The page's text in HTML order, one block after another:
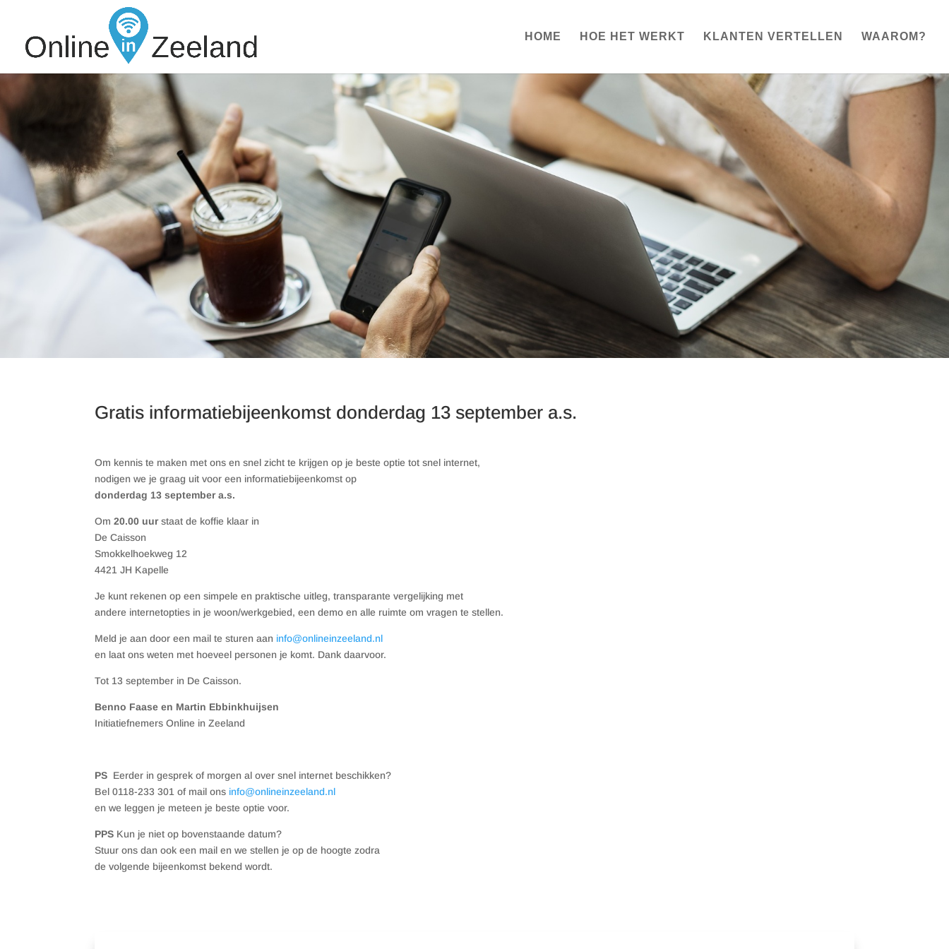
HOME HOE HET WERKT KLANTEN VERTELLEN WAAROM?
Gratis informatiebijeenkomst donderdag 13 september a.s.
Om kennis te maken met ons en snel zicht te krijgen op je beste optie tot snel internet,
nodigen we je graag uit voor een informatiebijeenkomst op
donderdag 13 september a.s.
Om20.00 uurstaat de koffie klaar in
De Caisson
Smokkelhoekweg 12
4421 JH Kapelle
Je kunt rekenen op een simpele en praktische uitleg, transparante vergelijking met
andere internetopties in je woon/werkgebied, een demo en alle ruimte om vragen te stellen.
Meld je aan door een mail te sturen aan info@onlineinzeeland.nl
en laat ons weten met hoeveel personen je komt. Dank daarvoor.
Tot 13 september in De Caisson.
Benno Faase en Martin Ebbinkhuijsen
Initiatiefnemers Online in Zeeland
PS Eerder in gesprek of morgen al over snel internet beschikken?
Bel 0118-233 301 of mail ons info@onlineinzeeland.nl
en we leggen je meteen je beste optie voor.
PPS Kun je niet op bovenstaande datum?
Stuur ons dan ook een mail en we stellen je op de hoogte zodra
de volgende bijeenkomst bekend wordt.